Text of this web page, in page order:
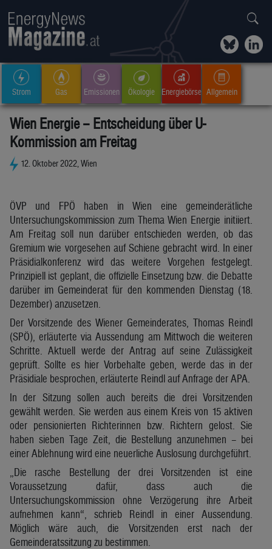
Strom Gas Emissionen Ökologie Energiebörse Allgemein
Wien Energie – Entscheidung über U-
Kommission am Freitag
12. Oktober 2022, Wien
ÖVP und FPÖ haben in Wien eine gemeinderätliche
Untersuchungskommission zum Thema Wien Energie initiiert.
Am Freitag soll nun darüber entschieden werden, ob das
Gremium wie vorgesehen auf Schiene gebracht wird. In einer
Präsidialkonferenz wird das weitere Vorgehen festgelegt.
Prinzipiell ist geplant, die offizielle Einsetzung bzw. die Debatte
darüber im Gemeinderat für den kommenden Dienstag (18.
Dezember) anzusetzen.
Der Vorsitzende des Wiener Gemeinderates, Thomas Reindl
(SPÖ), erläuterte via Aussendung am Mittwoch die weiteren
Schritte. Aktuell werde der Antrag auf seine Zulässigkeit
geprüft. Sollte es hier Vorbehalte geben, werde das in der
Präsidiale besprochen, erläuterte Reindl auf Anfrage der APA.
In der Sitzung sollen auch bereits die drei Vorsitzenden
gewählt werden. Sie werden aus einem Kreis von 15 aktiven
oder pensionierten Richterinnen bzw. Richtern gelost. Sie
haben sieben Tage Zeit, die Bestellung anzunehmen – bei
einer Ablehnung wird eine neuerliche Auslosung durchgeführt.
„Die rasche Bestellung der drei Vorsitzenden ist eine
Voraussetzung dafür, dass auch die
Untersuchungskommission ohne Verzögerung ihre Arbeit
aufnehmen kann“, schrieb Reindl in einer Aussendung.
Möglich wäre auch, die Vorsitzenden erst nach der
Gemeinderatssitzung zu bestimmen.